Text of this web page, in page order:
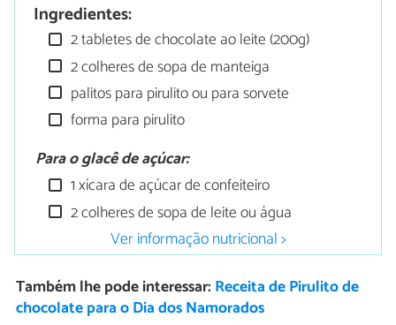
Ingredientes:
2 tabletes de chocolate ao leite (200g)
2 colheres de sopa de manteiga
palitos para pirulito ou para sorvete
forma para pirulito
Para o glacê de açúcar:
1 xícara de açúcar de confeiteiro
2 colheres de sopa de leite ou água
Ver informação nutricional >
Também lhe pode interessar: Receita de Pirulito de
chocolate para o Dia dos Namorados